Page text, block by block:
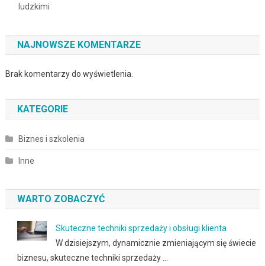
ludzkimi
NAJNOWSZE KOMENTARZE
Brak komentarzy do wyświetlenia.
KATEGORIE
Biznes i szkolenia
Inne
WARTO ZOBACZYĆ
Skuteczne techniki sprzedaży i obsługi klienta
W dzisiejszym, dynamicznie zmieniającym się świecie
biznesu, skuteczne techniki sprzedaży …